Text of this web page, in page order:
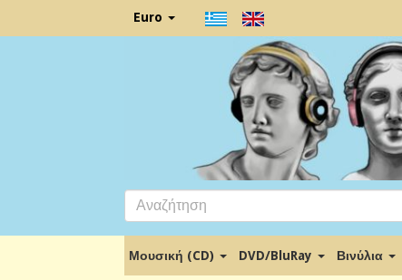
Euro
Μουσική (CD) DVD/BluRay Βινύλια